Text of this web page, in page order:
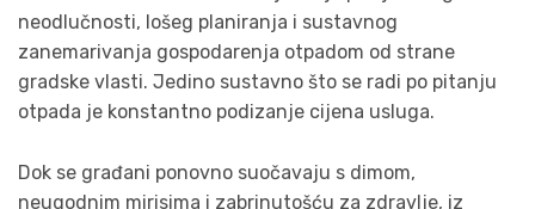
neodlučnosti, lošeg planiranja i sustavnog
zanemarivanja gospodarenja otpadom od strane
gradske vlasti. Jedino sustavno što se radi po pitanju
otpada je konstantno podizanje cijena usluga.
Dok se građani ponovno suočavaju s dimom,
neugodnim mirisima i zabrinutošću za zdravlje, iz